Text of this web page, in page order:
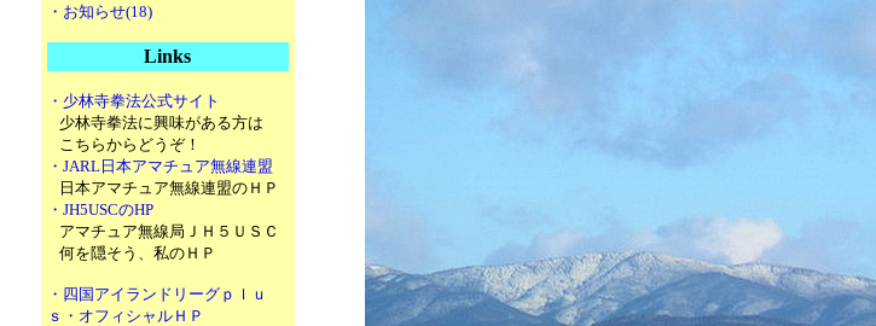
・お知らせ(18)
Links
・少林寺拳法公式サイト
少林寺拳法に興味がある方は
こちらからどうぞ！
・JARL日本アマチュア無線連盟
日本アマチュア無線連盟のＨＰ
・JH5USCのHP
アマチュア無線局ＪＨ５ＵＳＣ
何を隠そう、私のＨＰ
・四国アイランドリーグｐｌｕ
ｓ・オフィシャルＨＰ